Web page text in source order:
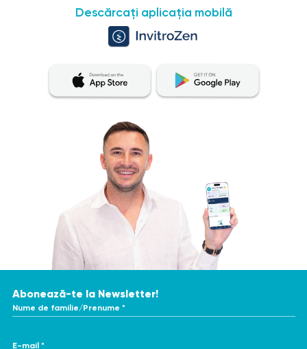
Descărcați aplicația mobilă
Abonează-te la Newsletter!
Nume de familie/Prenume *
E-mail *